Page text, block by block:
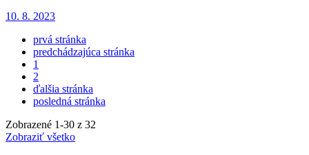
10. 8. 2023
prvá stránka
predchádzajúca stránka
1
2
ďalšia stránka
posledná stránka
Zobrazené 1-30 z 32
Zobraziť všetko